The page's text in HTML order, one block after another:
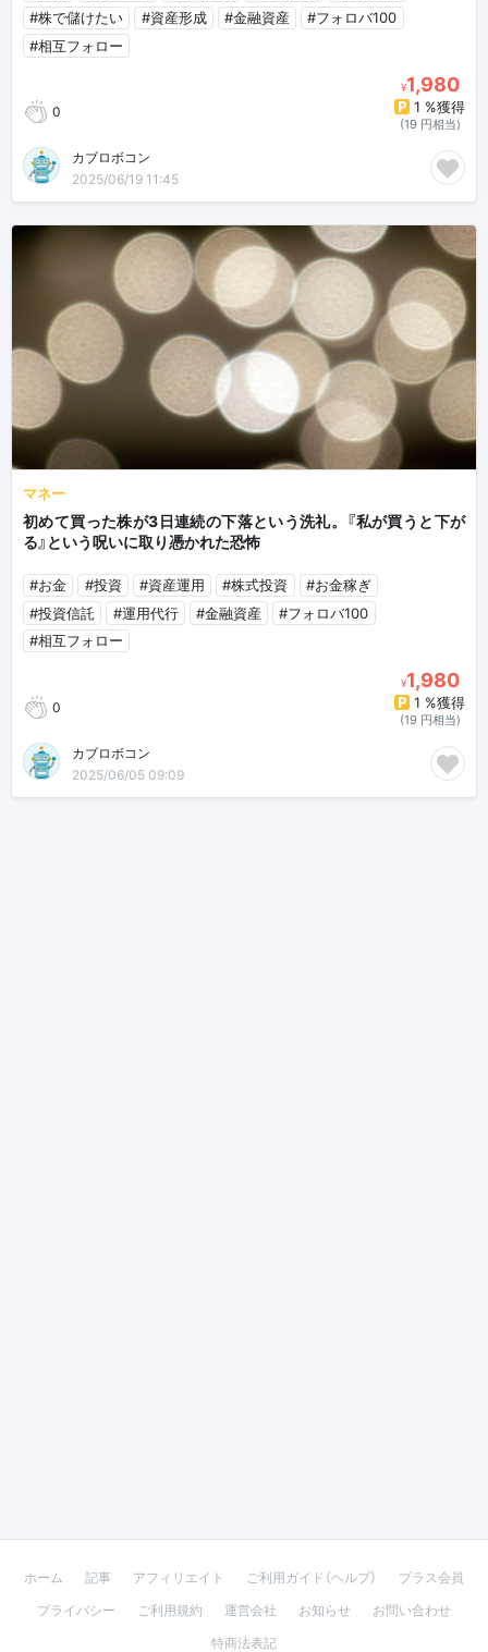
#株で儲けたい
#資産形成 #金融資産
#フォロバ100
#相互フォロー
0
¥1,980
1 %獲得
(19 円相当)
カブロボコン🤖💰🤑
2025/06/19 11:45
マネー
初めて買った株が3日連続の下落という洗礼。『私が買うと下が
る』という呪いに取り憑かれた恐怖
#お金 #投資 #資産運用 #株式投資
#お金稼ぎ
#投資信託
#運用代行 #金融資産
#フォロバ100
#相互フォロー
0
¥1,980
1 %獲得
(19 円相当)
カブロボコン🤖💰🤑
2025/06/05 09:09
ホーム 記事 アフィリエイト ご利用ガイド（ヘルプ）
プラス会員
プライバシー
ご利用規約 運営会社 お知らせ
お問い合わせ
特商法表記